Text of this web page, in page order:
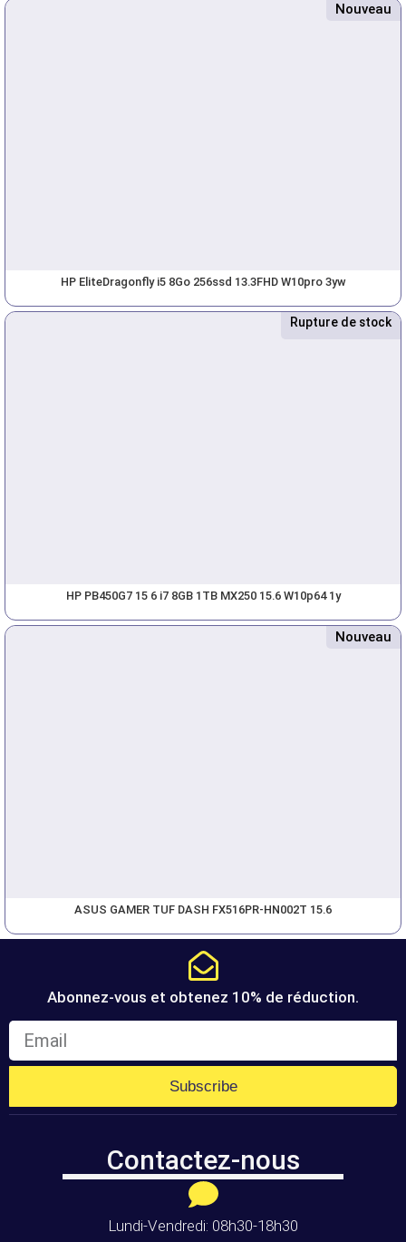
Nouveau
HP EliteDragonfly i5 8Go 256ssd 13.3FHD W10pro 3yw
Nouveau
Rupture de stock
HP PB450G7 15 6 i7 8GB 1TB MX250 15.6 W10p64 1y
Nouveau
ASUS GAMER TUF DASH FX516PR-HN002T 15.6
Abonnez-vous et obtenez 10% de réduction.
Subscribe
Contactez-nous
Lundi-Vendredi: 08h30-18h30